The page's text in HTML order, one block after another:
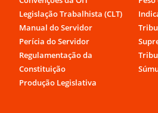
Legislação Trabalhista (CLT)
Manual do Servidor
Perícia do Servidor
Regulamentação da
Constituição
Produção Legislativa